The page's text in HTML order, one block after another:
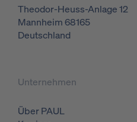
Theodor-Heuss-Anlage 12
Mannheim68165
Deutschland
Unternehmen
Über PAUL